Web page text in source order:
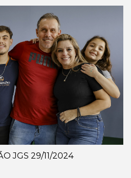
JGS 29/11/2024